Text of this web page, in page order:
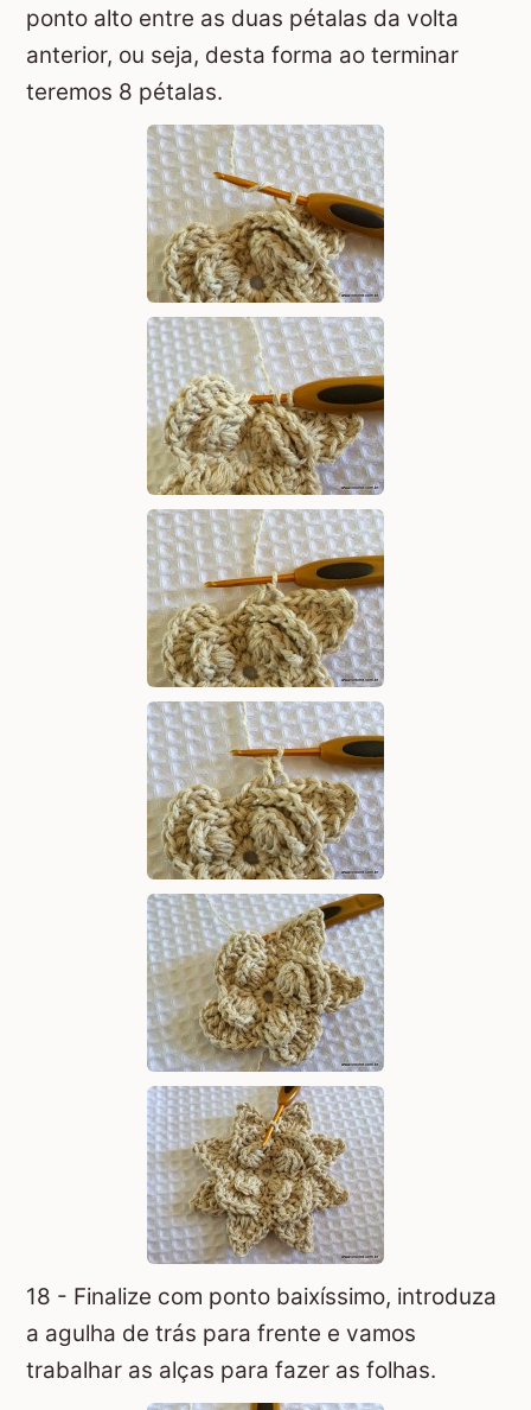
ponto alto entre as duas pétalas da volta
anterior, ou seja, desta forma ao terminar
teremos 8 pétalas.
18 - Finalize com ponto baixíssimo, introduza
a agulha de trás para frente e vamos
trabalhar as alças para fazer as folhas.